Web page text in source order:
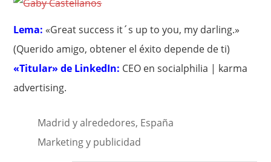
Lema: «Great success it´s up to you, my darling.»
(Querido amigo, obtener el éxito depende de ti)
«Titular» de LinkedIn: CEO en socialphilia | karma
advertising.
Madrid y alrededores, España
Marketing y publicidad